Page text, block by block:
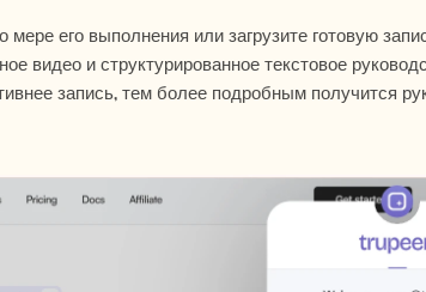
его выполнения или загрузите готовую
видео и структурированное текстовое
запись, тем более подробным получится